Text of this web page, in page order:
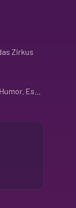
Zirkus
Es
Erlebnis,